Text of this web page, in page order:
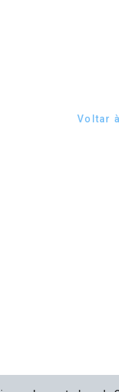
Voltar